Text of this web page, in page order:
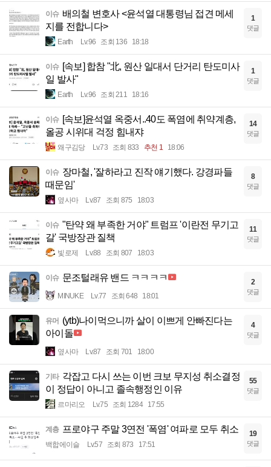
이슈 배의철 변호사 <윤석열 대통령님 접견 메세
지를 전합니다>
Earth Lv.96 조회 136 18:18
1
댓글
이슈 [속보] 합참 "北, 원산 일대서 단거리 탄도미사
일 발사"
Earth Lv.96 조회 211 18:16
1
댓글
이슈 [속보]윤석열 옥중서..40도 폭염에 취약계층,
올공 시위대 걱정 힘내쟈
왜구김당 Lv.73 조회 833 추천 1 18:06
14
댓글
이슈 장마철, '잘하라고 진작 얘기했다. 강경파들
때문임'
옆사마 Lv.87 조회 875 18:03
8
댓글
이슈 "탄약 왜 부족한 거야" 트럼프 '이란전 무기고
갈' 국방장관 질책
빛로제 Lv.88 조회 807 18:03
11
댓글
이슈 문조털래유 밴드 ㅋㅋㅋㅋ
MINUKE Lv.77 조회 648 18:01
2
댓글
유머 (ytb)나이먹으니까 살이 이쁘게 안빠진다는
아이돌
옆사마 Lv.87 조회 701 18:00
4
댓글
기타 각잡고 다시 쓰는 이번 크보 무지성 취소결정
이 정답이 아니고 졸속행정인 이유
르마리오 Lv.75 조회 1284 17:55
55
댓글
계층 프로야구 주말 3연전 '폭염' 여파로 모두 취소
백합에이슬 Lv.57 조회 873 17:51
19
댓글